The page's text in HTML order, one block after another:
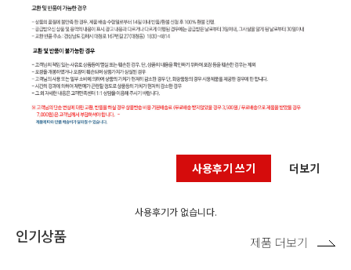
사용후기 쓰기 더보기
사용후기가 없습니다.
인기상품 제품 더보기